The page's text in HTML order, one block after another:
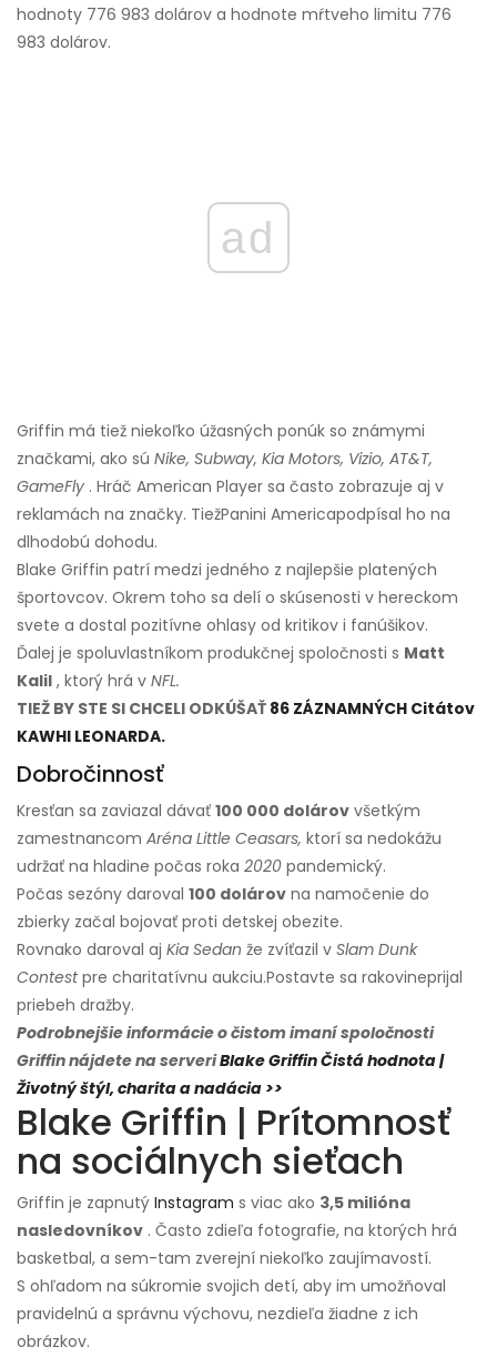
hodnoty 776 983 dolárov a hodnote mŕtveho limitu 776
983 dolárov.
ad
Griffin má tiež niekoľko úžasných ponúk so známymi
značkami, ako sú Nike, Subway, Kia Motors, Vizio, AT&T,
GameFly . Hráč American Player sa často zobrazuje aj v
reklamách na značky. TiežPanini Americapodpísal ho na
dlhodobú dohodu.
Blake Griffin patrí medzi jedného z najlepšie platených
športovcov. Okrem toho sa delí o skúsenosti v hereckom
svete a dostal pozitívne ohlasy od kritikov i fanúšikov.
Ďalej je spoluvlastníkom produkčnej spoločnosti s Matt
Kalil , ktorý hrá v NFL.
TIEŽ BY STE SI CHCELI ODKÚŠAŤ 86 ZÁZNAMNÝCH Citátov
KAWHI LEONARDA.
Dobročinnosť
Kresťan sa zaviazal dávať 100 000 dolárov všetkým
zamestnancom Aréna Little Ceasars, ktorí sa nedokážu
udržať na hladine počas roka 2020 pandemický.
Počas sezóny daroval 100 dolárov na namočenie do
zbierky začal bojovať proti detskej obezite.
Rovnako daroval aj Kia Sedan že zvíťazil v Slam Dunk
Contestpre charitatívnu aukciu.Postavte sa rakovineprijal
priebeh dražby.
Podrobnejšie informácie o čistom imaní spoločnosti
Griffin nájdete na serveriBlake Griffin Čistá hodnota |
Životný štýl, charita a nadácia >>
Blake Griffin | Prítomnosť
na sociálnych sieťach
Griffin je zapnutý Instagram s viac ako 3,5 milióna
nasledovníkov . Často zdieľa fotografie, na ktorých hrá
basketbal, a sem-tam zverejní niekoľko zaujímavostí.
S ohľadom na súkromie svojich detí, aby im umožňoval
pravidelnú a správnu výchovu, nezdieľa žiadne z ich
obrázkov.